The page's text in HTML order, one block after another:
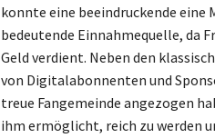
konnte eine beeindruckende eine
bedeutende Einnahmequelle, da
Geld verdient. Neben den
von Digitalabonnenten und
treue Fangemeinde angezogen
ihm ermöglicht, reich zu werden